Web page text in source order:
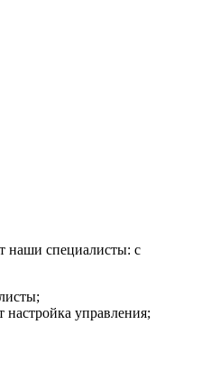
наши специалисты: с
управления;